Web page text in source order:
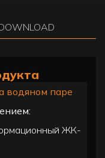
водяном паре
ЖК-